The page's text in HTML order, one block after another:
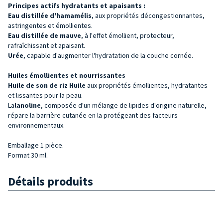
Principes actifs hydratants et apaisants :
Eau distillée d'hamamélis, aux propriétés décongestionnantes,
astringentes et émollientes.
Eau distillée de mauve, à l'effet émollient, protecteur,
rafraîchissant et apaisant.
Urée, capable d'augmenter l'hydratation de la couche cornée.
Huiles émollientes et nourrissantes
Huile de son de riz Huile aux propriétés émollientes, hydratantes
et lissantes pour la peau.
Lalanoline, composée d'un mélange de lipides d'origine naturelle,
répare la barrière cutanée en la protégeant des facteurs
environnementaux.
Emballage 1 pièce.
Format 30 ml.
Détails produits